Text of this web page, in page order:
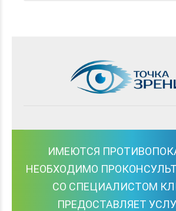
ИМЕЮТСЯ
НЕОБХОДИМО
СО СПЕЦИАЛИСТОМ
ПРЕДОСТАВЛЯЕТ